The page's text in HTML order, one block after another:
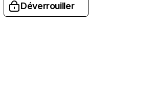
Déverrouiller